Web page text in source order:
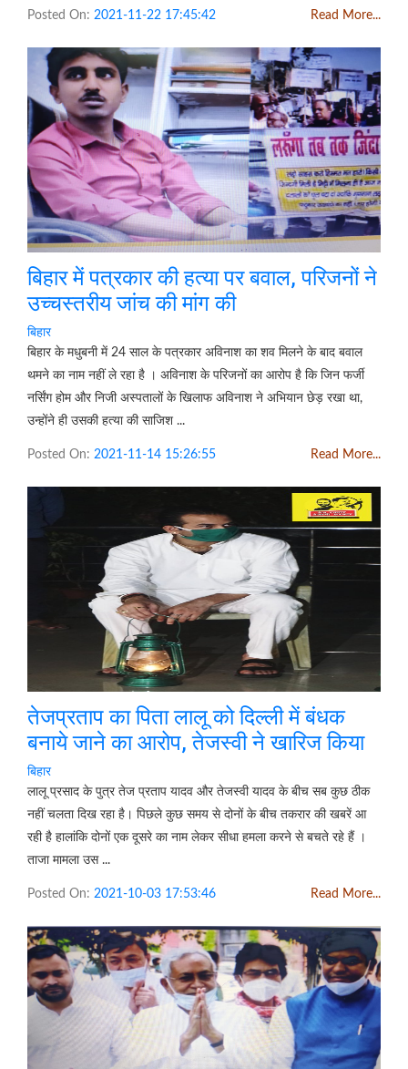
Posted On: 2021-11-22 17:45:42 Read More...
बिहार में पत्रकार की हत्या पर बवाल, परिजनों ने
उच्चस्तरीय जांच की मांग की
बिहार
बिहार के मधुबनी में 24 साल के पत्रकार अविनाश का शव मिलने के बाद बवाल
थमने का नाम नहीं ले रहा है । अविनाश के परिजनों का आरोप है कि जिन फर्जी
नर्सिंग होम और निजी अस्पतालों के खिलाफ अविनाश ने अभियान छेड़ रखा था,
उन्होंने ही उसकी हत्या की साजिश ...
Posted On: 2021-11-14 15:26:55 Read More...
तेजप्रताप का पिता लालू को दिल्ली में बंधक
बनाये जाने का आरोप, तेजस्वी ने खारिज किया
बिहार
लालू प्रसाद के पुत्र तेज प्रताप यादव और तेजस्वी यादव के बीच सब कुछ ठीक
नहीं चलता दिख रहा है। पिछले कुछ समय से दोनों के बीच तकरार की खबरें आ
रही है हालांकि दोनों एक दूसरे का नाम लेकर सीधा हमला करने से बचते रहे हैं ।
ताजा मामला उस ...
Posted On: 2021-10-03 17:53:46 Read More...